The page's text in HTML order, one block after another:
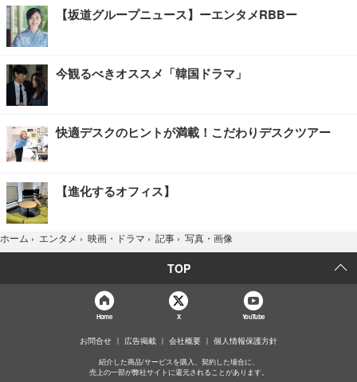
【坂道グループニュース】ーエンタメRBBー
今観るべきオススメ「韓国ドラマ」
快適デスクのヒントが満載！こだわりデスクツアー
【進化するオフィス】
ホーム › エンタメ › 映画・ドラマ › 記事 › 写真・画像
TOP
Home X YouTube
お問合せ 広告掲載 会社概要 個人情報保護方針
紹介した商品/サービスを購入、契約した場合に、
売上の一部が弊社サイトに還元されることがあります。